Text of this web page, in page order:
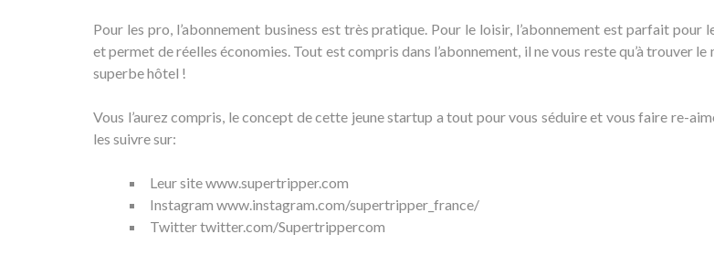
Pour les pro, l’abonnement business est très pratique. Pour le loisir, l’abonnement est parfait pour
et permet de réelles économies. Tout est compris dans l’abonnement, il ne vous reste qu’à trouver
superbe hôtel !
Vous l’aurez compris, le concept de cette jeune startup a tout pour vous séduire et vous faire re-
les suivre sur:
Leur sitewww.supertripper.com
Instagram www.instagram.com/supertripper_france/
Twittertwitter.com/Supertrippercom